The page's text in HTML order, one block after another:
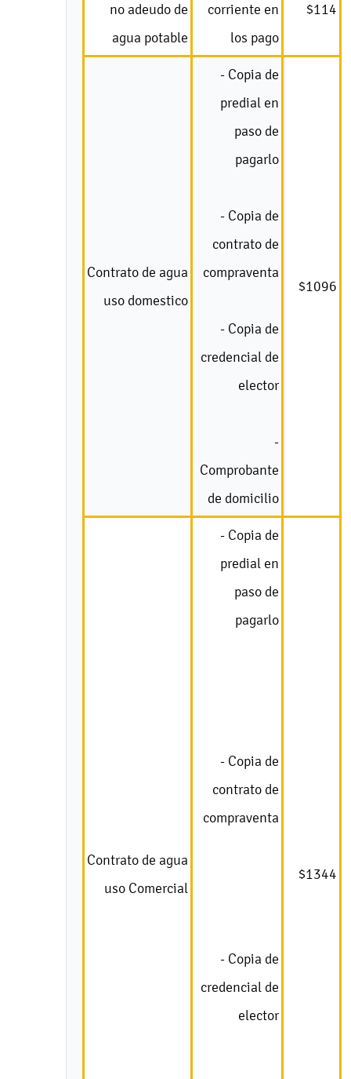
no adeudo de
agua potable
corriente en
los pago
$114
Contrato de agua
uso domestico
- Copia de
predial en
paso de
pagarlo
- Copia de
contrato de
compraventa
- Copia de
credencial de
elector
-
Comprobante
de domicilio
$1096
Contrato de agua
uso Comercial
- Copia de
predial en
paso de
pagarlo
- Copia de
contrato de
compraventa
- Copia de
credencial de
elector
$1344